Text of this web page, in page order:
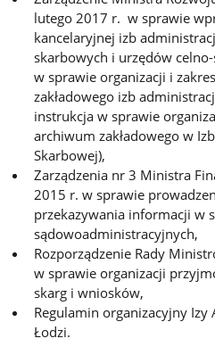
lutego 2017 r. w sprawie
kancelaryjnej izb
skarbowych i urzędów
w sprawie organizacji i
zakładowego izb
instrukcja w sprawie
archiwum zakładowego w
Skarbowej),
Zarządzenia nr 3 Ministra
2015 r. w sprawie
przekazywania informacji w
sądowoadministracyjnych,
Rozporządzenie Rady
w sprawie organizacji
skarg i wniosków,
Regulamin organizacyjny
Łodzi.